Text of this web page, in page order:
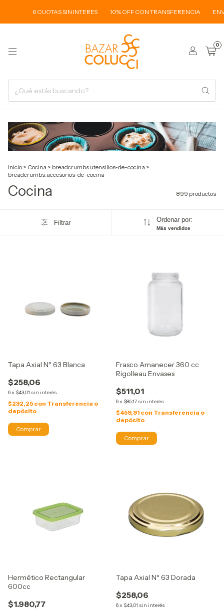
6 CUOTAS SIN INTERES 10% OFF CON TRANSFERENCIA ENVIOS A
0
Inicio > Cocina > breadcrumbs.utensilios-de-cocina >
breadcrumbs.accesorios-de-cocina
Cocina 899 productos
Filtrar Ordenar por:
Más vendidos
Tapa Axial Nº 63 Blanca
$258,06
6x $43,01 sin interés
$232,25 con Transferencia o
depósito
Frasco Amanecer 360 cc
Rigolleau Envases
$511,01
6x $85,17 sin interés
$459,91 con Transferencia o
depósito
Hermético Rectangular
600cc
$1.980,77
Tapa Axial Nº 63 Dorada
$258,06
6x $43,01 sin interés